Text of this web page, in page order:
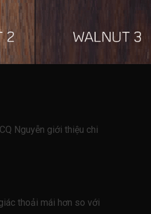
Nguyễn giới thiệu chi
thoải mái hơn so với